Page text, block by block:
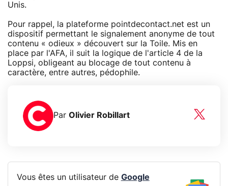
Unis.
Pour rappel, la plateforme pointdecontact.net est un
dispositif permettant le signalement anonyme de tout
contenu « odieux » découvert sur la Toile. Mis en
place par l'AFA, il suit la logique de l'article 4 de la
Loppsi, obligeant au blocage de tout contenu à
caractère, entre autres, pédophile.
Par Olivier Robillart
Vous êtes un utilisateur de Google